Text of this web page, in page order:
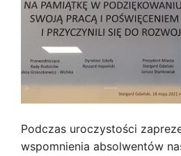
Podczas uroczystości
wspomnienia absolwentów